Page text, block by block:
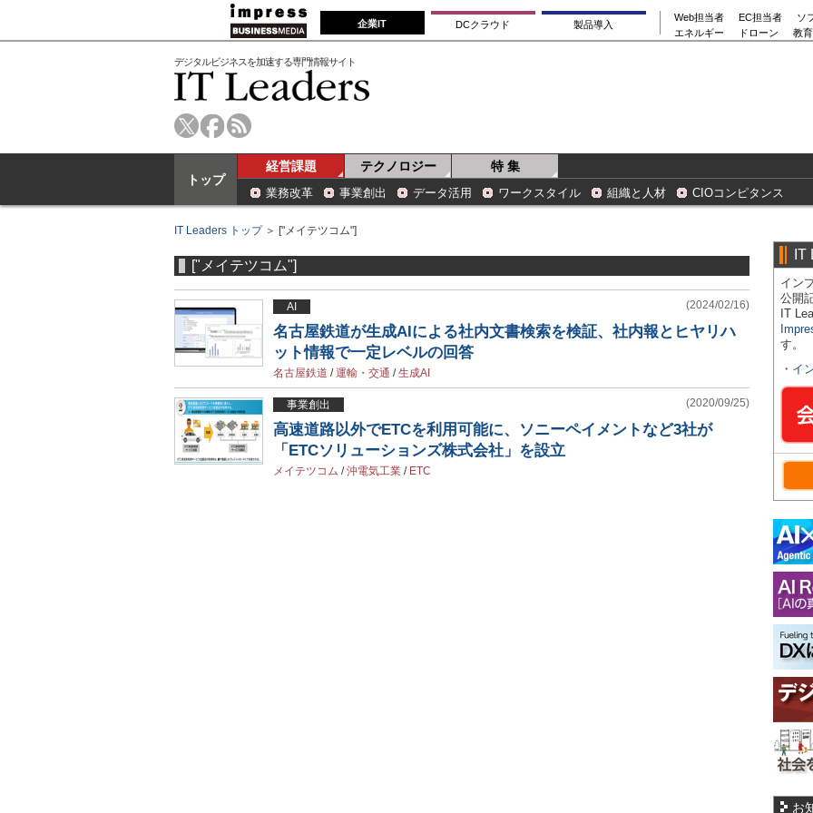
企業IT DCクラウド 製品導入
Web担当者 EC担当者
ソ
エネルギー
ドローン 教
デジタルビジネスを加速する専門情報サイト
トップ
経営課題 テクノロジー 特 集
業務改革 事業創出 データ活用 ワークスタイル 組織と人材 CIOコンピタンス
IT Leaders トップ＞ ["メイテツコム"]
["メイテツコム"]
AI (2024/02/16)
名古屋鉄道が生成AIによる社内文書検索を検証、社内報とヒヤリハ
ット情報で一定レベルの回答
名古屋鉄道 /運輸・交通 /生成AI
事業創出 (2020/09/25)
高速道路以外でETCを利用可能に、ソニーペイメントなど3社が
「ETCソリューションズ株式会社」を設立
メイテツコム /沖電気工業 / ETC
IT
イン
公開
IT
す。
・ イ
お